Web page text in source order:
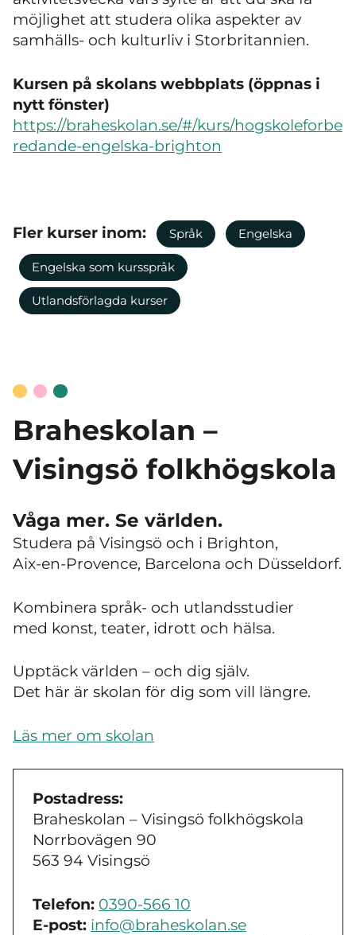
möjlighet att studera olika aspekter av
samhälls- och kulturliv i Storbritannien.
Kursen på skolans webbplats (öppnas i
nytt fönster)
https://braheskolan.se/#/kurs/hogskoleforbe
redande-engelska-brighton
Fler kurser inom: Språk Engelska
Engelska som kursspråk
Utlandsförlagda kurser
Braheskolan –
Visingsö folkhögskola
Våga mer. Se världen.
Studera på Visingsö och i Brighton,
Aix-en-Provence, Barcelona och Düsseldorf.
Kombinera språk- och utlandsstudier
med konst, teater, idrott och hälsa.
Upptäck världen – och dig själv.
Det här är skolan för dig som vill längre.
Läs mer om skolan
Postadress:
Braheskolan – Visingsö folkhögskola
Norrbovägen 90
563 94 Visingsö
Telefon: 0390-566 10
E-post: info@braheskolan.se